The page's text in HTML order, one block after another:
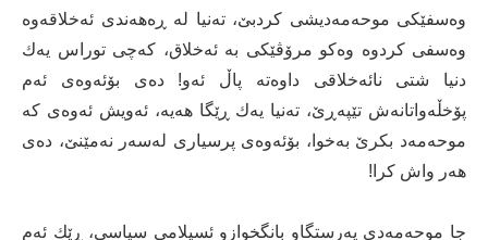
وەسفێکی موحەمەدیشی کردبێ، تەنیا لە ڕەهەندی ئەخلاقەوە
وەسفی کردوە وەکو مرۆڤێکی بە ئەخلاق، کەچی توراس یەك
دنیا شتی نائەخلاقی داوەتە پاڵ ئەو! دەی بۆئەوەی ئەم
پۆخڵەواتانەش تێپەڕێ، تەنیا یەك ڕێگا هەیە، ئەویش ئەوەی کە
موحەمەد بکرێ بەخوا، بۆئەوەی پرسیاری لەسەر نەمێنێ، دەی
هەر واش کرا!
جا موحەمەدی پەرستگاو بانگخوازو ئسیلامی سیاسی، ڕێك ئەم